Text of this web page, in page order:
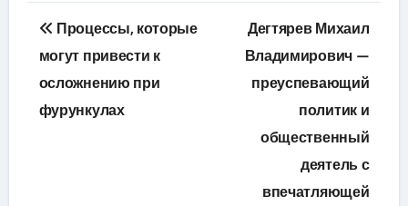
Навигация
по
записям
Процессы, которые
могут привести к
осложнению при
фурункулах
Дегтярев Михаил
Владимирович —
преуспевающий
политик и
общественный
деятель с
впечатляющей